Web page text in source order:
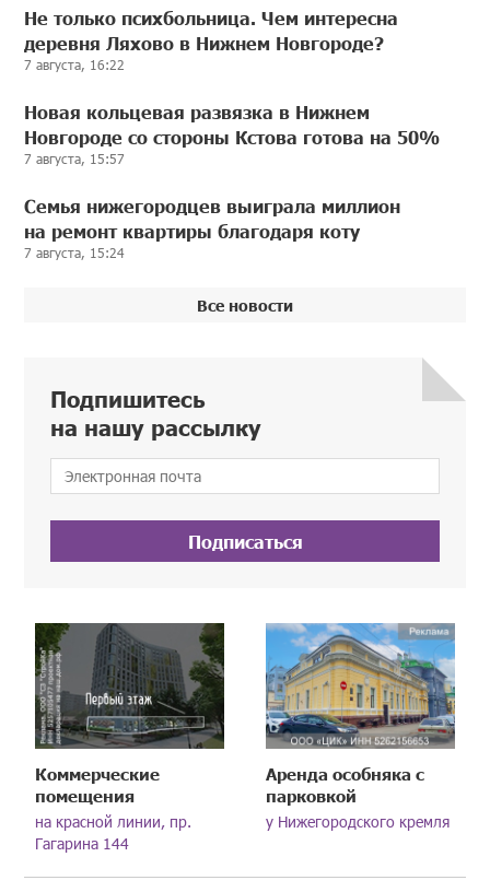
Не только психбольница. Чем интересна
деревня Ляхово в Нижнем Новгороде?
7 августа, 16:22
Новая кольцевая развязка в Нижнем
Новгороде со стороны Кстова готова на 50%
7 августа, 15:57
Семья нижегородцев выиграла миллион
на ремонт квартиры благодаря коту
7 августа, 15:24
Все новости
Подпишитесь
на нашу рассылку
Подписаться
Коммерческие
помещения
на красной линии, пр.
Гагарина 144
Аренда особняка с
парковкой
у Нижегородского кремля